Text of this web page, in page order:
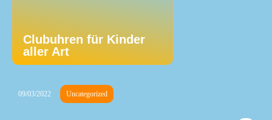
Clubuhren für Kinder
aller Art
09/03/2022 Uncategorized